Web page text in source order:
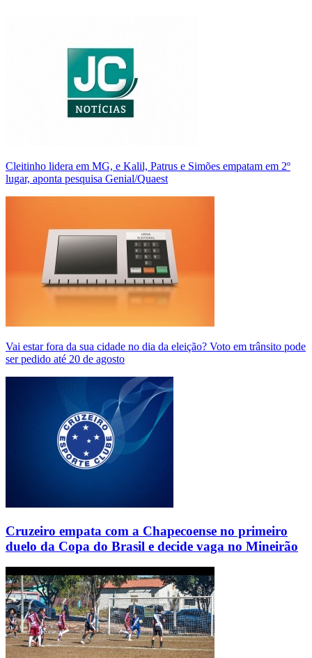
Cleitinho lidera em MG, e Kalil, Patrus e Simões empatam em 2º
lugar, aponta pesquisa Genial/Quaest
Vai estar fora da sua cidade no dia da eleição? Voto em trânsito pode
ser pedido até 20 de agosto
Cruzeiro empata com a Chapecoense no primeiro
duelo da Copa do Brasil e decide vaga no Mineirão